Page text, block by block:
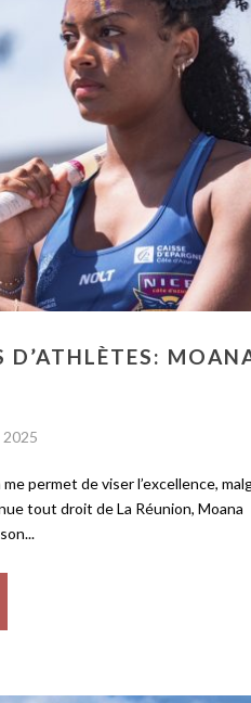
D’ATHLÈTES:
permet de viser l’excellence,
tout droit de La Réunion, Moana